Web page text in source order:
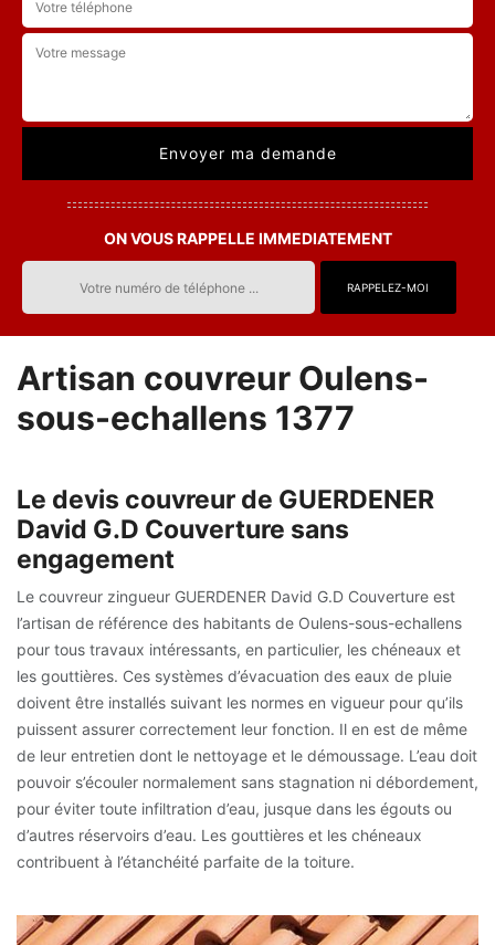
ON VOUS RAPPELLE IMMEDIATEMENT
Artisan couvreur Oulens-
sous-echallens 1377
Le devis couvreur de GUERDENER
David G.D Couverture sans
engagement
Le couvreur zingueur GUERDENER David G.D Couverture est
l’artisan de référence des habitants de Oulens-sous-echallens
pour tous travaux intéressants, en particulier, les chéneaux et
les gouttières. Ces systèmes d’évacuation des eaux de pluie
doivent être installés suivant les normes en vigueur pour qu’ils
puissent assurer correctement leur fonction. Il en est de même
de leur entretien dont le nettoyage et le démoussage. L’eau doit
pouvoir s’écouler normalement sans stagnation ni débordement,
pour éviter toute infiltration d’eau, jusque dans les égouts ou
d’autres réservoirs d’eau. Les gouttières et les chéneaux
contribuent à l’étanchéité parfaite de la toiture.